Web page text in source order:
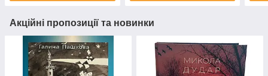
Акційні пропозиції та новинки